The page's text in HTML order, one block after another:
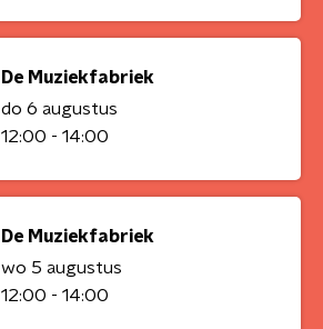
De Muziekfabriek
do 6 augustus
12:00 - 14:00
De Muziekfabriek
wo 5 augustus
12:00 - 14:00